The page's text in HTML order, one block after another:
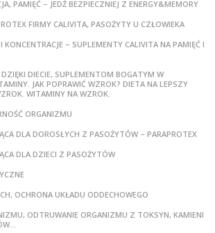
PAMIĘĆ – JEDŹ BEZPIECZNIEJ Z ENERGY&MEMORY
FIRMY CALIVITA, PASOŻYTY U CZŁOWIEKA
KONCENTRACJE – SUPLEMENTY CALIVITA NA PAMIĘĆ I
DIECIE, SUPLEMENTOM BOGATYM W
JAK POPRAWIĆ WZROK? DIETA NA LEPSZY
WITAMINY NA WZROK.
ORGANIZMU
DLA DOROSŁYCH Z PASOŻYTÓW – PARAPROTEX
DLA DZIECI Z PASOŻYTÓW
OCHRONA UKŁADU ODDECHOWEGO
ODTRUWANIE ORGANIZMU Z TOKSYN, KAMIENI